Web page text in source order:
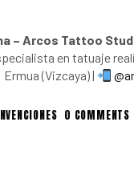
– Arcos Tattoo
en tatuaje
Ermua (Vizcaya) |
0 COMMENTS